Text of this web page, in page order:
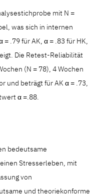
mit N =
was sich in internen
= .79 für AK, α = .83 für HK,
Die Retest-Reliabilität
(N = 78), 4 Wochen
und beträgt für AK α = .73,
α =.88.
bedeutsame
Stresserleben, mit
von
und theoriekonforme